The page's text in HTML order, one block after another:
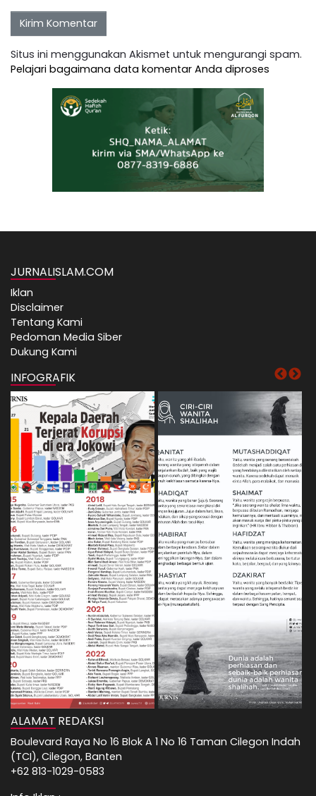
Situs ini menggunakan Akismet untuk mengurangi spam.
Pelajari bagaimana data komentar Anda diproses
JURNALISLAM.COM
Iklan
Disclaimer
Tentang Kami
Pedoman Media Siber
Dukung Kami
INFOGRAFIK
ALAMAT REDAKSI
Boulevard Raya No 16 Blok A 1 No 16 Taman Cilegon Indah
(TCI), Cilegon, Banten
+62 813-1029-0583